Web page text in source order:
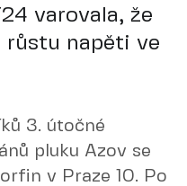
varovala, že
růstu napěti ve
3. útočné
pluku Azov se
v Praze 10. Po